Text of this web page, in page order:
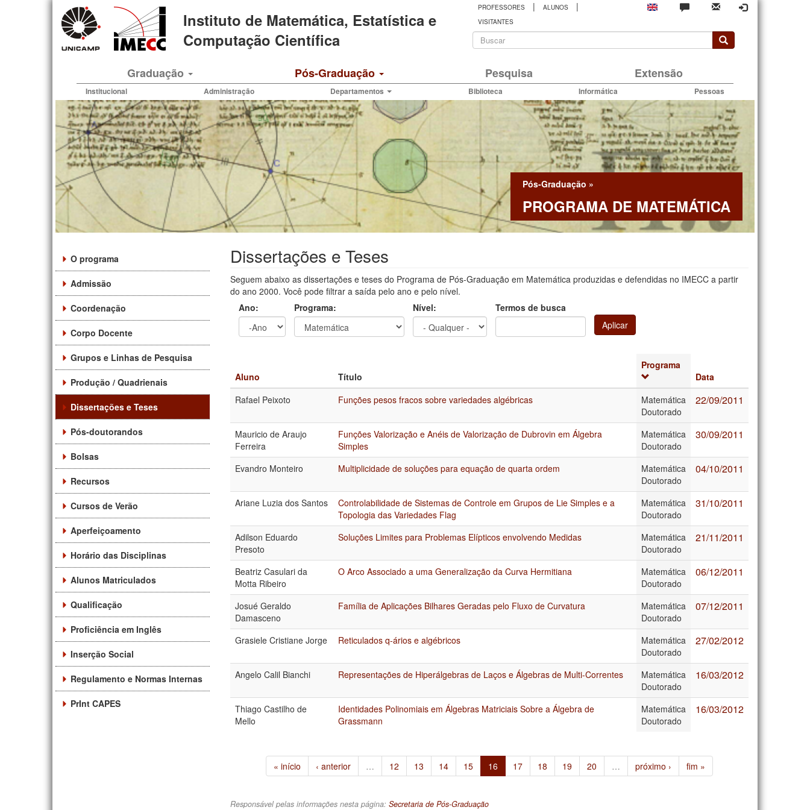
Instituto de Matemática, Estatística e
Computação Científica
PROFESSORES | ALUNOS |
VISITANTES
Formulário
busca
Graduação Pós-Graduação Pesquisa Extensão
Institucional Administração Departamentos Biblioteca Informática Pessoas
Pós-Graduação »
PROGRAMA DE MATEMÁTICA
O programa
Admissão
Coordenação
Corpo Docente
Grupos e Linhas de Pesquisa
Produção / Quadrienais
Dissertações e Teses
Pós-doutorandos
Bolsas
Recursos
Cursos de Verão
Aperfeiçoamento
Horário das Disciplinas
Alunos Matriculados
Qualificação
Proficiência em Inglês
Inserção Social
Regulamento e Normas Internas
PrInt CAPES
Dissertações e Teses
Seguem abaixo as dissertações e teses do Programa de Pós-Graduação em Matemática produzidas e defendidas no IMECC a partir
do ano 2000. Você pode filtrar a saída pelo ano e pelo nível.
Ano:
Programa: Nível:
Termos de busca
Aplicar
Aluno Título
Programa
Data
Rafael Peixoto
Funções pesos fracos sobre variedades algébricas
Matemática
Doutorado
22/09/2011
Mauricio de Araujo
Ferreira
Funções Valorização e Anéis de Valorização de Dubrovin em Álgebra
Simples
Matemática
Doutorado
30/09/2011
Evandro Monteiro Multiplicidade de soluções para equação de quarta ordem
Matemática
Doutorado
04/10/2011
Ariane Luzia dos Santos
Controlabilidade de Sistemas de Controle em Grupos de Lie Simples e a
Topologia das Variedades Flag
Matemática
Doutorado
31/10/2011
Adilson Eduardo
Presoto
Soluções Limites para Problemas Elípticos envolvendo Medidas
Matemática
Doutorado
21/11/2011
Beatriz Casulari da
Motta Ribeiro
O Arco Associado a uma Generalização da Curva Hermitiana
Matemática
Doutorado
06/12/2011
Josué Geraldo
Damasceno
Família de Aplicações Bilhares Geradas pelo Fluxo de Curvatura
Matemática
Doutorado
07/12/2011
Grasiele Cristiane Jorge Reticulados q-ários e algébricos
Matemática
Doutorado
27/02/2012
Angelo Calil Bianchi Representações de Hiperálgebras de Laços e Álgebras de Multi-Correntes
Matemática
Doutorado
16/03/2012
Thiago Castilho de
Mello
Identidades Polinomiais em Álgebras Matriciais Sobre a Álgebra de
Grassmann
Matemática
Doutorado
16/03/2012
« início ‹ anterior … 12 13 14 15 16 17 18 19 20 … próximo › fim »
Responsável pelas informações nesta página: Secretaria de Pós-Graduação